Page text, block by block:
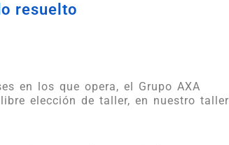
resuelto
en los que opera, el Grupo AXA
elección de taller, en nuestro taller